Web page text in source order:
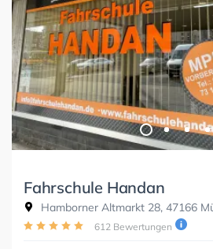
Fahrschule Handan
Hamborner Altmarkt 28, 47166
612 Bewertungen